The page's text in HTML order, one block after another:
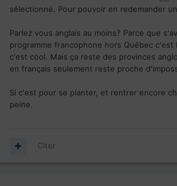
mais
officielle n'a été prise dans ce sens.
remplissant mon profil je mets resident
Canada ou cela ne changera rien.
Merci de me répondre nombreux.
Bon courage à tous.
sélectionné. Pour pouvoir en redemander
Parlez vous anglais au moins? Parce que
programme francophone hors Québec c'est
c'est cool. Mais ça reste des provinces
en français seulement reste proche
Si c'est pour se planter, et rentrer encore
peine.
Citer